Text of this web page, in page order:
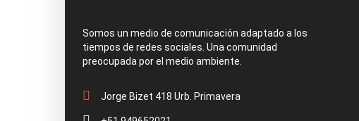
Somos un medio de comunicación adaptado a los
tiempos de redes sociales. Una comunidad
preocupada por el medio ambiente.
Jorge Bizet 418 Urb. Primavera